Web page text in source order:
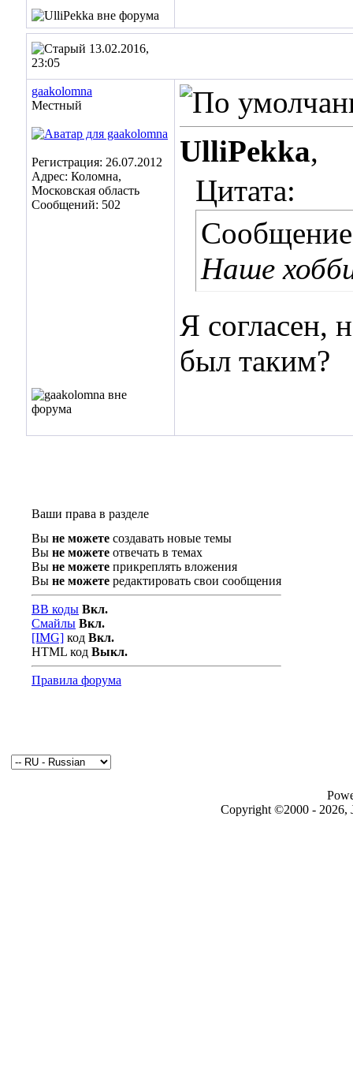
13.02.2016,
23:05
gaakolomna
Местный
Регистрация: 26.07.2012
Адрес: Коломна,
Московская область
Сообщений: 502
UlliPekka,
Цитата:
Наше
Я согласен,
был таким?
Ваши права в разделе
Вы не можете создавать новые темы
Вы не можете отвечать в темах
Вы не можете прикреплять вложения
Вы не можете редактировать свои сообщения
BB коды Вкл.
Смайлы Вкл.
[IMG] код Вкл.
HTML код Выкл.
Правила форума
Copyright ©2000 - 2026,